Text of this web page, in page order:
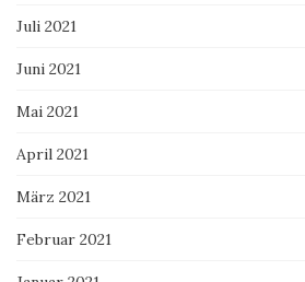
Juli 2021
Juni 2021
Mai 2021
April 2021
März 2021
Februar 2021